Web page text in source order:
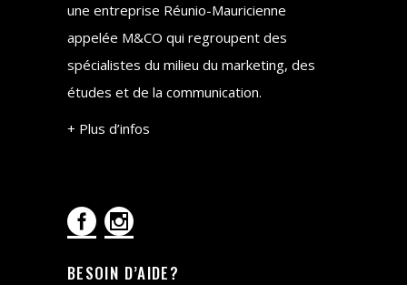
une entreprise Réunio-Mauricienne
appelée M&CO qui regroupent des
spécialistes du milieu du marketing, des
études et de la communication.
+ Plus d’infos
BESOIN D’AIDE?